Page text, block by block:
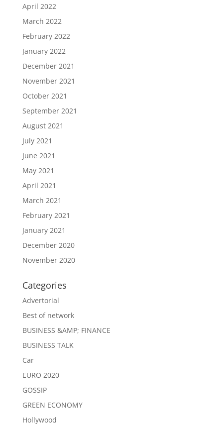
April 2022
March 2022
February 2022
January 2022
December 2021
November 2021
October 2021
September 2021
August 2021
July 2021
June 2021
May 2021
April 2021
March 2021
February 2021
January 2021
December 2020
November 2020
Categories
Advertorial
Best of network
BUSINESS &AMP; FINANCE
BUSINESS TALK
Car
EURO 2020
GOSSIP
GREEN ECONOMY
Hollywood